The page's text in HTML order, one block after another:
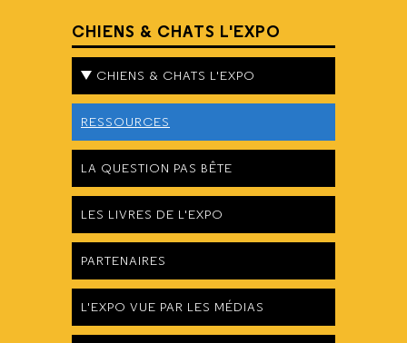
CHIENS & CHATS L'EXPO
CHIENS & CHATS L'EXPO
RESSOURCES
LA QUESTION PAS BÊTE
LES LIVRES DE L'EXPO
PARTENAIRES
L'EXPO VUE PAR LES MÉDIAS